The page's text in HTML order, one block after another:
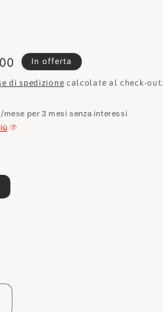
g
r
a
In offerta
di spedizione calcolate al check-out.
/mese per 3 mesi senza interessi